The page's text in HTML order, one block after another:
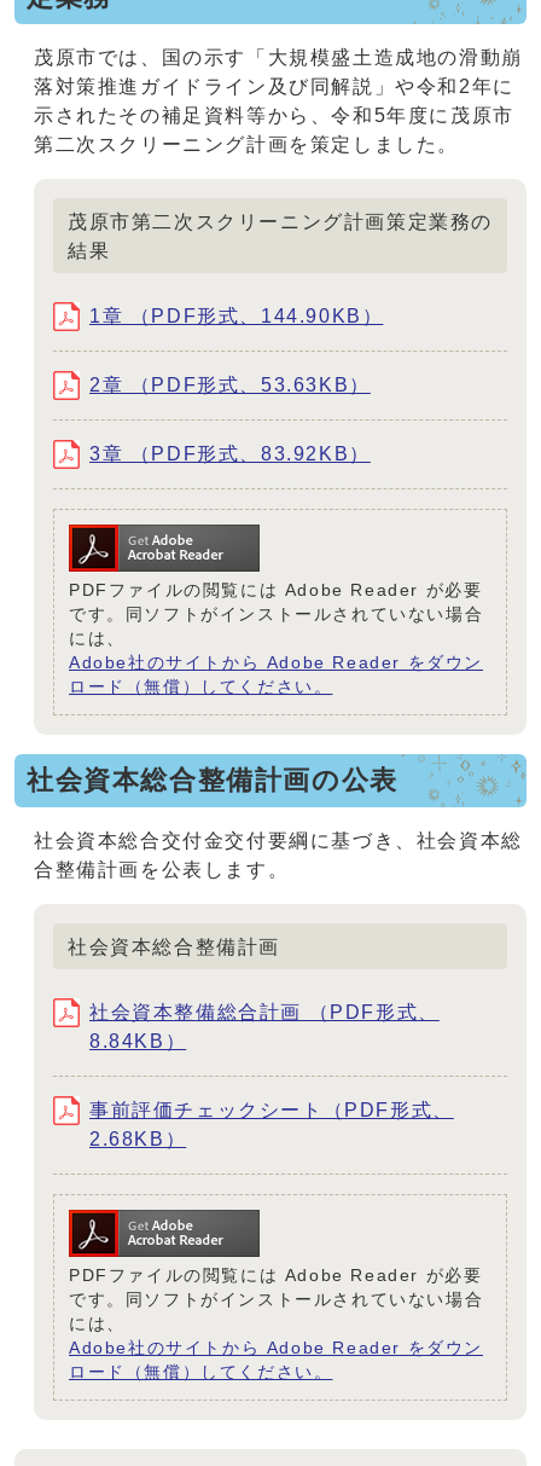
茂原市では、国の示す「大規模盛土造成地の滑動崩
落対策推進ガイドライン及び同解説」や令和2年に
示されたその補足資料等から、令和5年度に茂原市
第二次スクリーニング計画を策定しました。
茂原市第二次スクリーニング計画策定業務の
結果
1章 （PDF形式、144.90KB）
2章 （PDF形式、53.63KB）
3章 （PDF形式、83.92KB）
PDFファイルの閲覧には Adobe Reader が必要
です。同ソフトがインストールされていない場合
には、
Adobe社のサイトから Adobe Reader をダウン
ロード（無償）してください。
社会資本総合整備計画の公表
社会資本総合交付金交付要綱に基づき、社会資本総
合整備計画を公表します。
社会資本総合整備計画
社会資本整備総合計画 （PDF形式、
8.84KB）
事前評価チェックシート（PDF形式、
2.68KB）
PDFファイルの閲覧には Adobe Reader が必要
です。同ソフトがインストールされていない場合
には、
Adobe社のサイトから Adobe Reader をダウン
ロード（無償）してください。